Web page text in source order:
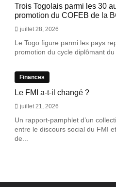
Trois Togolais parmi les 30
promotion du COFEB de la
juillet 28, 2026
Le Togo figure parmi les pays
promotion du cycle diplômant du
Finances
Le FMI a-t-il changé ?
juillet 21, 2026
Un rapport-pamphlet d’un
entre le discours social du FMI
de...